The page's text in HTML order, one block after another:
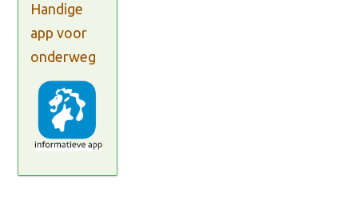
Handige
app voor
onderweg